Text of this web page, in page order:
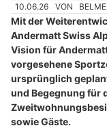
10.06.26 VON
Mit der
Andermatt Swiss
Vision für
vorgesehene
ursprünglich
und Begegnung für
sowie Gäste.